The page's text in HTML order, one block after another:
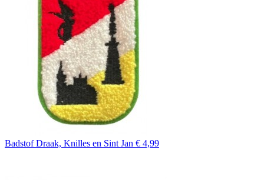
Badstof Draak, Knilles en Sint Jan € 4,99